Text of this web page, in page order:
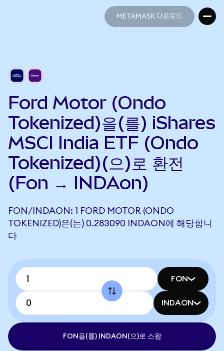
METAMASK 다운로드
Ford Motor (Ondo
Tokenized)을(를) iShares
MSCI India ETF (Ondo
Tokenized)(으)로 환전
(Fon → INDAon)
FON/INDAON: 1 FORD MOTOR (ONDO
TOKENIZED)은(는) 0.283090 INDAON에 해당합니
다
FON
INDAON
FON을(를) INDAON(으)로 스왑